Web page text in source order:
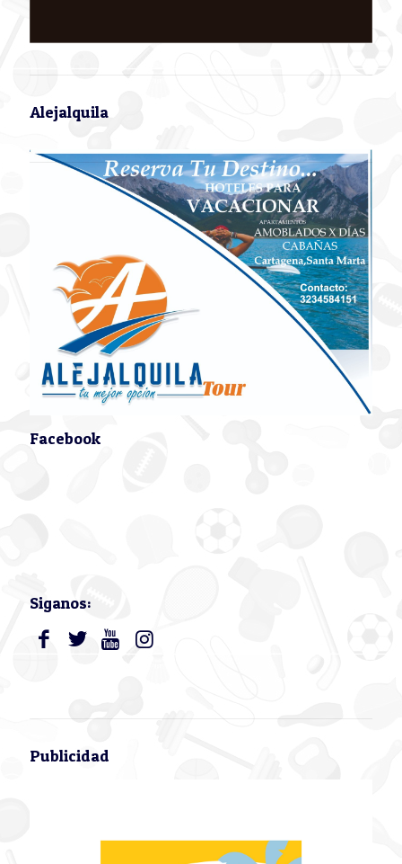
Alejalquila
Facebook
Siganos:
Publicidad